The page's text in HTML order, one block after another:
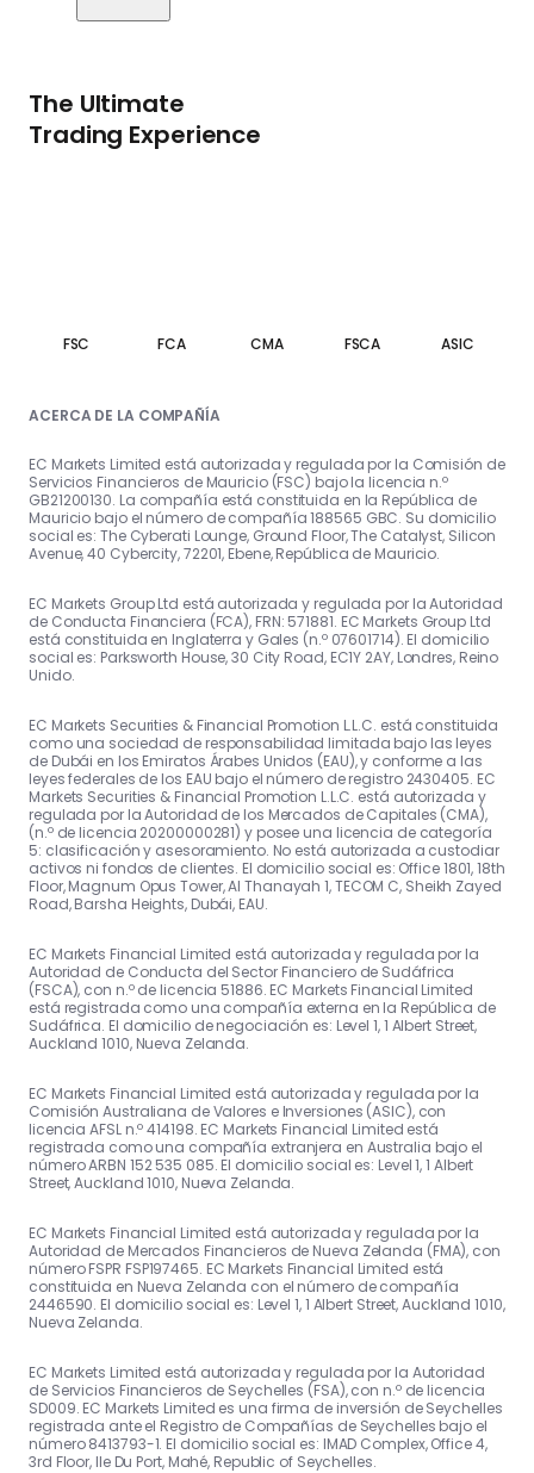
The Ultimate
Trading Experience
FSC FCA CMA FSCA ASIC
ACERCA DE LA COMPAÑÍA
EC Markets Limited está autorizada y regulada por la Comisión de
Servicios Financieros de Mauricio (FSC) bajo la licencia n.º
GB21200130. La compañía está constituida en la República de
Mauricio bajo el número de compañía 188565 GBC. Su domicilio
social es: The Cyberati Lounge, Ground Floor, The Catalyst, Silicon
Avenue, 40 Cybercity, 72201, Ebene, República de Mauricio.
EC Markets Group Ltd está autorizada y regulada por la Autoridad
de Conducta Financiera (FCA), FRN: 571881. EC Markets Group Ltd
está constituida en Inglaterra y Gales (n.º 07601714). El domicilio
social es: Parksworth House, 30 City Road, EC1Y 2AY, Londres, Reino
Unido.
EC Markets Securities & Financial Promotion L.L.C. está constituida
como una sociedad de responsabilidad limitada bajo las leyes
de Dubái en los Emiratos Árabes Unidos (EAU), y conforme a las
leyes federales de los EAU bajo el número de registro 2430405. EC
Markets Securities & Financial Promotion L.L.C. está autorizada y
regulada por la Autoridad de los Mercados de Capitales (CMA),
(n.º de licencia 20200000281) y posee una licencia de categoría
5: clasificación y asesoramiento. No está autorizada a custodiar
activos ni fondos de clientes. El domicilio social es: Office 1801, 18th
Floor, Magnum Opus Tower, Al Thanayah 1, TECOM C, Sheikh Zayed
Road, Barsha Heights, Dubái, EAU.
EC Markets Financial Limited está autorizada y regulada por la
Autoridad de Conducta del Sector Financiero de Sudáfrica
(FSCA), con n.º de licencia 51886. EC Markets Financial Limited
está registrada como una compañía externa en la República de
Sudáfrica. El domicilio de negociación es: Level 1, 1 Albert Street,
Auckland 1010, Nueva Zelanda.
EC Markets Financial Limited está autorizada y regulada por la
Comisión Australiana de Valores e Inversiones (ASIC), con
licencia AFSL n.º 414198. EC Markets Financial Limited está
registrada como una compañía extranjera en Australia bajo el
número ARBN 152 535 085. El domicilio social es: Level 1, 1 Albert
Street, Auckland 1010, Nueva Zelanda.
EC Markets Financial Limited está autorizada y regulada por la
Autoridad de Mercados Financieros de Nueva Zelanda (FMA), con
número FSPR FSP197465. EC Markets Financial Limited está
constituida en Nueva Zelanda con el número de compañía
2446590. El domicilio social es: Level 1, 1 Albert Street, Auckland 1010,
Nueva Zelanda.
EC Markets Limited está autorizada y regulada por la Autoridad
de Servicios Financieros de Seychelles (FSA), con n.º de licencia
SD009. EC Markets Limited es una firma de inversión de Seychelles
registrada ante el Registro de Compañías de Seychelles bajo el
número 8413793-1. El domicilio social es: IMAD Complex, Office 4,
3rd Floor, Ile Du Port, Mahé, Republic of Seychelles.